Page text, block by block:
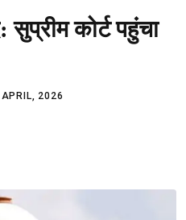
सुप्रीम कोर्ट पहुंचा
2026